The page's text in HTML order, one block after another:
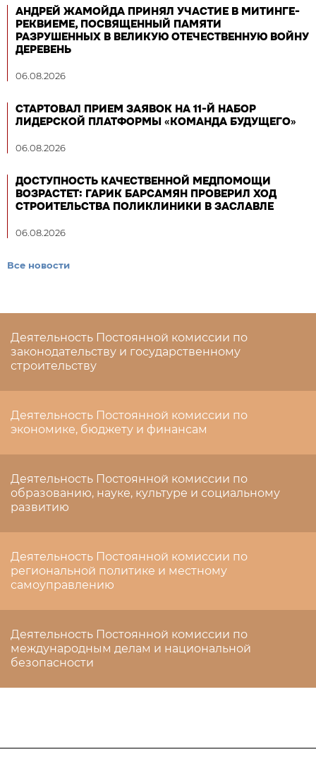
АНДРЕЙ ЖАМОЙДА ПРИНЯЛ УЧАСТИЕ В МИТИНГЕ-
РЕКВИЕМЕ, ПОСВЯЩЕННЫЙ ПАМЯТИ
РАЗРУШЕННЫХ В ВЕЛИКУЮ ОТЕЧЕСТВЕННУЮ ВОЙНУ
ДЕРЕВЕНЬ
06.08.2026
СТАРТОВАЛ ПРИЕМ ЗАЯВОК НА 11-Й НАБОР
ЛИДЕРСКОЙ ПЛАТФОРМЫ «КОМАНДА БУДУЩЕГО»
06.08.2026
ДОСТУПНОСТЬ КАЧЕСТВЕННОЙ МЕДПОМОЩИ
ВОЗРАСТЕТ: ГАРИК БАРСАМЯН ПРОВЕРИЛ ХОД
СТРОИТЕЛЬСТВА ПОЛИКЛИНИКИ В ЗАСЛАВЛЕ
06.08.2026
Все новости
Деятельность Постоянной комиссии по
законодательству и государственному
строительству
Деятельность Постоянной комиссии по
экономике, бюджету и финансам
Деятельность Постоянной комиссии по
образованию, науке, культуре и социальному
развитию
Деятельность Постоянной комиссии по
региональной политике и местному
самоуправлению
Деятельность Постоянной комиссии по
международным делам и национальной
безопасности